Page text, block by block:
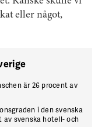
eller något,
är 26 procent av
i den svenska
av svenska hotell- och